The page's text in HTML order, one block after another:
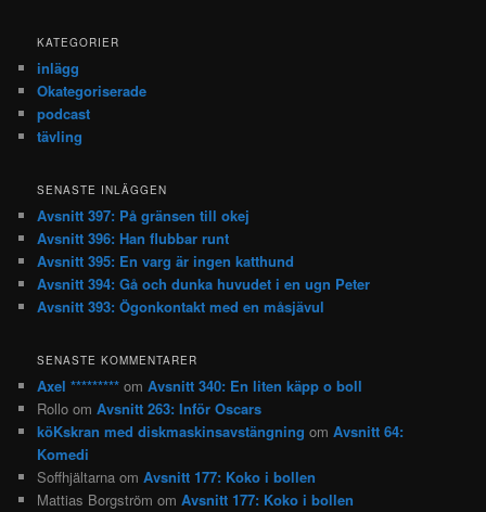
KATEGORIER
inlägg
Okategoriserade
podcast
tävling
SENASTE INLÄGGEN
Avsnitt 397: På gränsen till okej
Avsnitt 396: Han flubbar runt
Avsnitt 395: En varg är ingen katthund
Avsnitt 394: Gå och dunka huvudet i en ugn Peter
Avsnitt 393: Ögonkontakt med en måsjävul
SENASTE KOMMENTARER
Axel ********* omAvsnitt 340: En liten käpp o boll
Rollo omAvsnitt 263: Inför Oscars
köKskran med diskmaskinsavstängning omAvsnitt 64:
Komedi
Soffhjältarna omAvsnitt 177: Koko i bollen
Mattias Borgström omAvsnitt 177: Koko i bollen